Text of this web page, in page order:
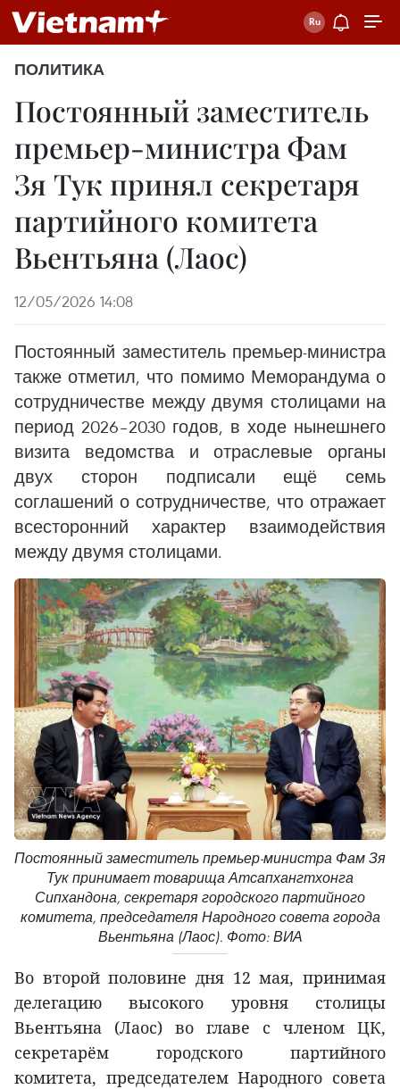
ПОЛИТИКА
Постоянный заместитель
премьер-министра Фам
Зя Тук принял секретаря
партийного комитета
Вьентьяна (Лаос)
12/05/2026 14:08
Постоянный заместитель премьер-министра
также отметил, что помимо Меморандума о
сотрудничестве между двумя столицами на
период 2026–2030 годов, в ходе нынешнего
визита ведомства и отраслевые органы
двух сторон подписали ещё семь
соглашений о сотрудничестве, что отражает
всесторонний характер взаимодействия
между двумя столицами.
Постоянный заместитель премьер-министра Фам Зя
Тук принимает товарища Атсапхангтхонга
Сипхандона, секретаря городского партийного
комитета, председателя Народного совета города
Вьентьяна (Лаос). Фото: ВИА
Во второй половине дня 12 мая, принимая
делегацию высокого уровня столицы
Вьентьяна (Лаос) во главе с членом ЦК,
секретарём городского партийного
комитета, председателем Народного совета